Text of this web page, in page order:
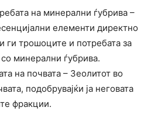
на минерални ѓубрива –
елементи директно
ги трошоците и потребата за
минерални ѓубрива.
на почвата – Зеолитот во
подобрувајќи ја неговата
фракции.